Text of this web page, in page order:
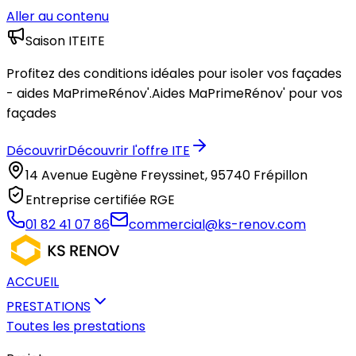
Aller au contenu
Saison ITEITE
Profitez des conditions idéales pour isoler vos façades
- aides MaPrimeRénov'.Aides MaPrimeRénov' pour vos
façades
DécouvrirDécouvrir l'offre ITE
14 Avenue Eugène Freyssinet, 95740 Frépillon
Entreprise certifiée RGE
01 82 41 07 86
commercial@ks-renov.com
ACCUEIL
PRESTATIONS
Toutes les prestations